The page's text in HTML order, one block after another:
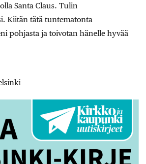
Santa Claus. Tulin
Kiitän tätä tuntematonta
pohjasta ja toivotan hänelle hyvää